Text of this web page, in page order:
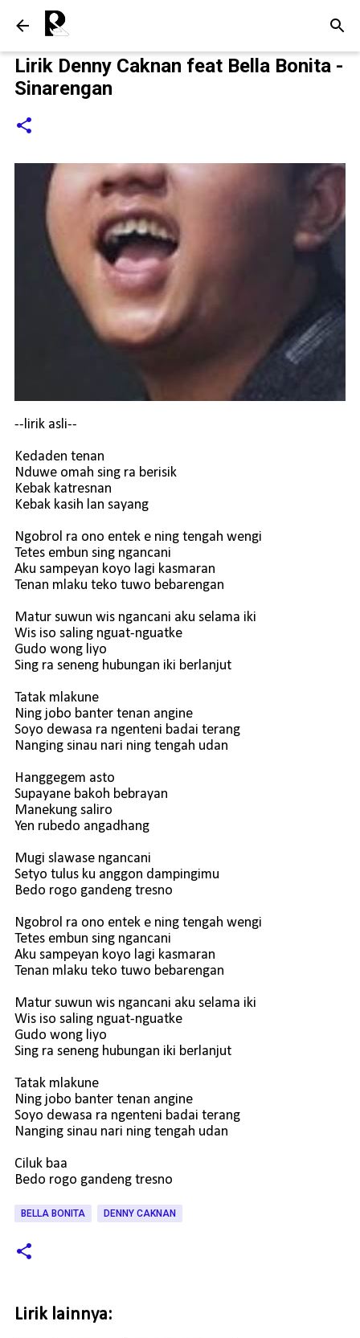
Lirik Denny Caknan feat Bella Bonita -
Sinarengan
--lirik asli--
Kedaden tenan
Nduwe omah sing ra berisik
Kebak katresnan
Kebak kasih lan sayang
Ngobrol ra ono entek e ning tengah wengi
Tetes embun sing ngancani
Aku sampeyan koyo lagi kasmaran
Tenan mlaku teko tuwo bebarengan
Matur suwun wis ngancani aku selama iki
Wis iso saling nguat-nguatke
Gudo wong liyo
Sing ra seneng hubungan iki berlanjut
Tatak mlakune
Ning jobo banter tenan angine
Soyo dewasa ra ngenteni badai terang
Nanging sinau nari ning tengah udan
Hanggegem asto
Supayane bakoh bebrayan
Manekung saliro
Yen rubedo angadhang
Mugi slawase ngancani
Setyo tulus ku anggon dampingimu
Bedo rogo gandeng tresno
Ngobrol ra ono entek e ning tengah wengi
Tetes embun sing ngancani
Aku sampeyan koyo lagi kasmaran
Tenan mlaku teko tuwo bebarengan
Matur suwun wis ngancani aku selama iki
Wis iso saling nguat-nguatke
Gudo wong liyo
Sing ra seneng hubungan iki berlanjut
Tatak mlakune
Ning jobo banter tenan angine
Soyo dewasa ra ngenteni badai terang
Nanging sinau nari ning tengah udan
Ciluk baa
Bedo rogo gandeng tresno
BELLA BONITA DENNY CAKNAN
Lirik lainnya: